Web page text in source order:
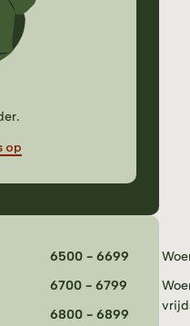
op
6500 - 6699
6700 - 6799
6800 - 6899